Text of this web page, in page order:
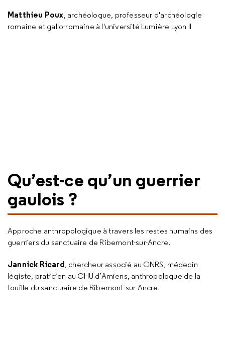
Matthieu Poux, archéologue, professeur d'archéologie
romaine et gallo-romaine à l'université Lumière Lyon II
Qu’est-ce qu’un guerrier
gaulois ?
Approche anthropologique à travers les restes humains des
guerriers du sanctuaire de Ribemont-sur-Ancre.
Jannick Ricard, chercheur associé au CNRS, médecin
légiste, praticien au CHU d’Amiens, anthropologue de la
fouille du sanctuaire de Ribemont-sur-Ancre